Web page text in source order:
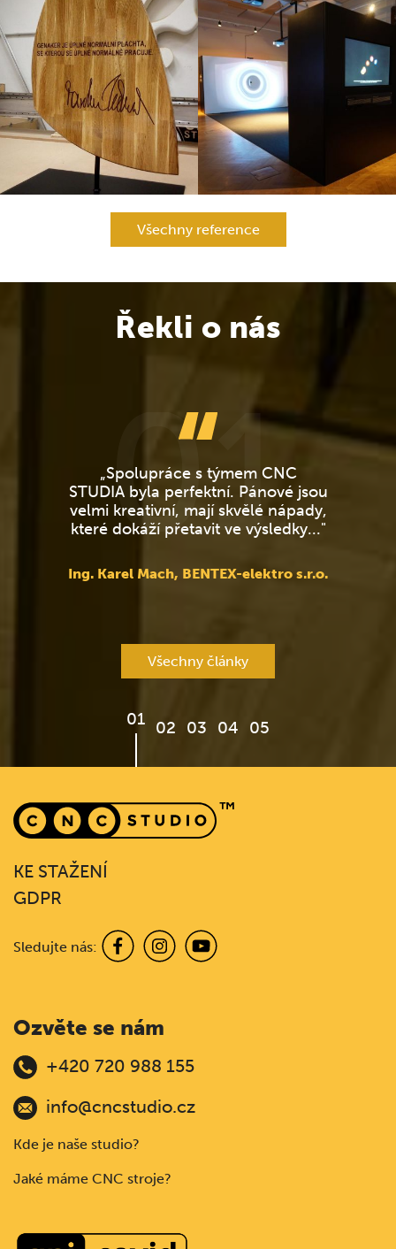
Všechny reference
Řekli o nás
01
„Spolupráce s týmem CNC
STUDIA byla perfektní. Pánové jsou
velmi kreativní, mají skvělé nápady,
které dokáží přetavit ve výsledky..."
Ing. Karel Mach, BENTEX-elektro s.r.o.
01 02 03 04 05
Všechny články
KE STAŽENÍ
GDPR
Sledujte nás:
Ozvěte se nám
+420 720 988 155
info@cncstudio.cz
Kde je naše studio?
Jaké máme CNC stroje?